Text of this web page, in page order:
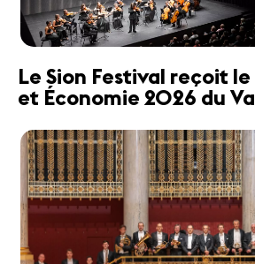
Le Sion Festival reçoit
et Économie 2026 du